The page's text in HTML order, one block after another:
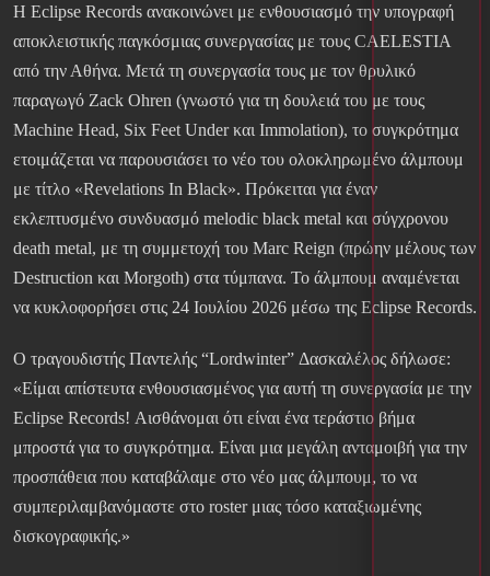
Η Eclipse Records ανακοινώνει με ενθουσιασμό την υπογραφή
αποκλειστικής παγκόσμιας συνεργασίας με τους CAELESTIA
από την Αθήνα. Μετά τη συνεργασία τους με τον θρυλικό
παραγωγό Zack Ohren (γνωστό για τη δουλειά του με τους
Machine Head, Six Feet Under και Immolation), το συγκρότημα
ετοιμάζεται να παρουσιάσει το νέο του ολοκληρωμένο άλμπουμ
με τίτλο «Revelations In Black». Πρόκειται για έναν
εκλεπτυσμένο συνδυασμό melodic black metal και σύγχρονου
death metal, με τη συμμετοχή του Marc Reign (πρώην μέλους των
Destruction και Morgoth) στα τύμπανα. Το άλμπουμ αναμένεται
να κυκλοφορήσει στις 24 Ιουλίου 2026 μέσω της Eclipse Records.
Ο τραγουδιστής Παντελής “Lordwinter” Δασκαλέλος δήλωσε:
«Είμαι απίστευτα ενθουσιασμένος για αυτή τη συνεργασία με την
Eclipse Records! Αισθάνομαι ότι είναι ένα τεράστιο βήμα
μπροστά για το συγκρότημα. Είναι μια μεγάλη ανταμοιβή για την
προσπάθεια που καταβάλαμε στο νέο μας άλμπουμ, το να
συμπεριλαμβανόμαστε στο roster μιας τόσο καταξιωμένης
δισκογραφικής.»